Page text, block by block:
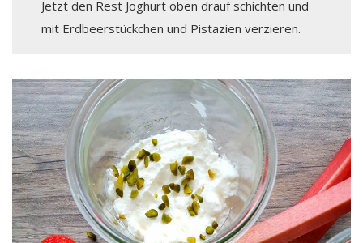
Jetzt den Rest Joghurt oben drauf schichten und
mit Erdbeerstückchen und Pistazien verzieren.